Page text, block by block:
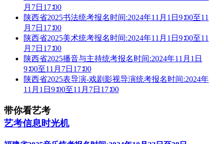
月7日17∶00
陕西省2025书法统考报名时间:2024年11月1日9∶00至11
月7日17∶00
陕西省2025美术统考报名时间:2024年11月1日9∶00至11
月7日17∶00
陕西省2025播音与主持统考报名时间:2024年11月1日
9∶00至11月7日17∶00
陕西省2025表导演-戏剧影视导演统考报名时间:2024年
11月1日9∶00至11月7日17∶00
带你看艺考
艺考信息时光机